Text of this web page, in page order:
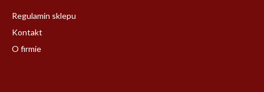
Regulamin sklepu
Kontakt
O firmie